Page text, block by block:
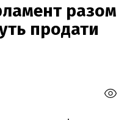
разом
продати